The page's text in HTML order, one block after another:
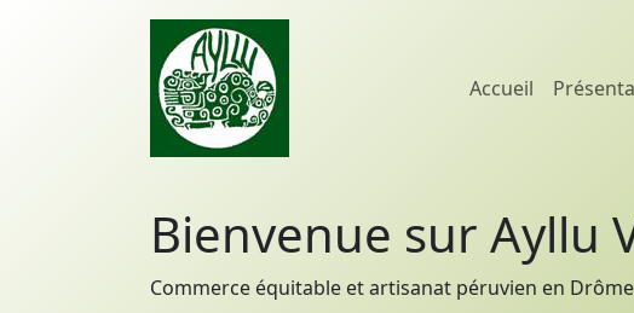
Accueil
Bienvenue sur Ayllu
Commerce équitable et artisanat péruvien en